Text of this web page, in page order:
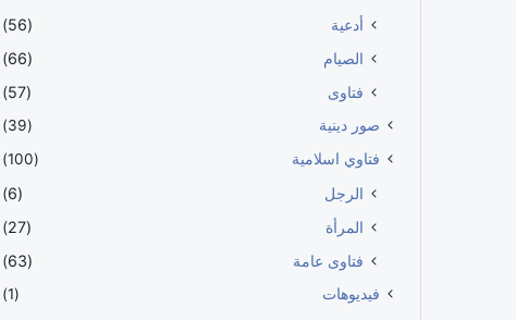
أدعية
(56)
الصيام
(66)
فتاوى
(57)
صور دينية
(39)
فتاوي اسلامية
(100)
الرجل
(6)
المرأة
(27)
فتاوى عامة
(63)
فيديوهات
(1)